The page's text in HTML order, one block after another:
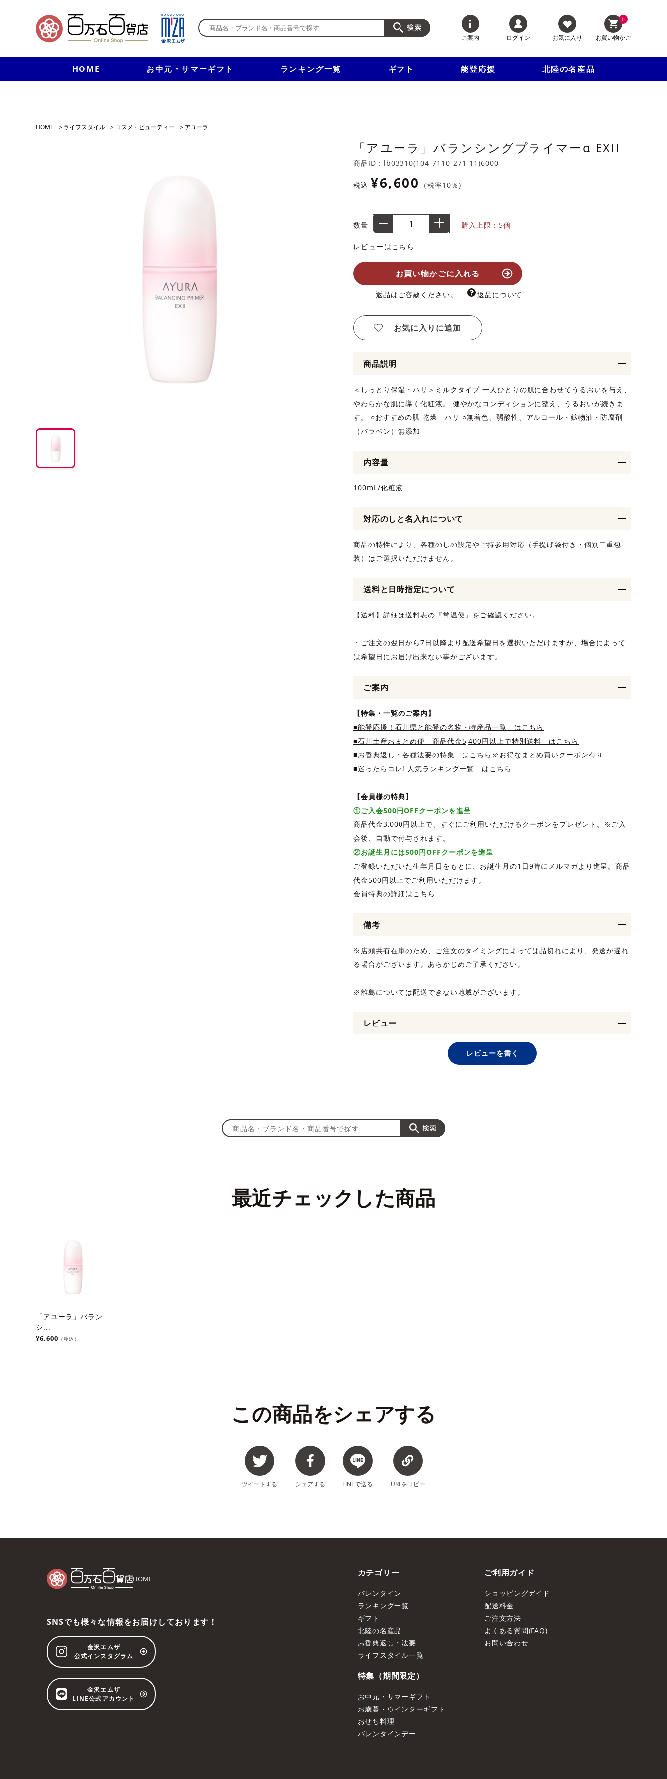
ご案内 ログイン お気に入り
0
お買い物かご
HOME お中元・サマーギフト ランキング一覧 ギフト 能登応援 北陸の名産品
新規入会で3千円以上で使える500円クーポンを進呈！
HOME > ライフスタイル > コスメ・ビューティー > アユーラ
「アユーラ」バランシングプライマーα EXII
商品ID： lb03310(104-7110-271-11)6000
税込 ¥6,600 （税率10％)
数量 購入上限：5個
レビューはこちら
お買い物かごに入れる
返品はご容赦ください。 返品について
お気に入りに追加
商品説明
＜しっとり保湿・ハリ＞ミルクタイプ 一人ひとりの肌に合わせてうるおいを与え、
やわらかな肌に導く化粧液。 健やかなコンディションに整え、うるおいが続きま
す。 ○おすすめの肌 乾燥 ハリ ○無着色、弱酸性、アルコール・鉱物油・防腐剤
（パラベン）無添加
内容量
100mL/化粧液
対応のしと名入れについて
商品の特性により、各種のしの設定やご持参用対応（手提げ袋付き・個別二重包
装）はご選択いただけません。
送料と日時指定について
【送料】詳細は送料表の『常温便』 をご確認ください。
・ご注文の翌日から7日以降より配送希望日を選択いただけますが、場合によって
は希望日にお届け出来ない事がございます。
ご案内
【特集・一覧のご案内】
■能登応援！石川県と能登の名物・特産品一覧 はこちら
■石川土産おまとめ便 商品代金5,400円以上で特別送料 はこちら
■お香典返し・各種法要の特集 はこちら ※お得なまとめ買いクーポン有り
■迷ったらコレ! 人気ランキング一覧 はこちら
【会員様の特典】
①ご入会500円OFFクーポンを進呈
商品代金3,000円以上で、すぐにご利用いただけるクーポンをプレゼント。※ご入
会後、自動で付与されます。
②お誕生月には500円OFFクーポンを進呈
ご登録いただいた生年月日をもとに、お誕生月の1日9時にメルマガより進呈。商品
代金500円以上でご利用いただけます。
会員特典の詳細はこちら
備考
※店頭共有在庫のため、ご注文のタイミングによっては品切れにより、発送が遅れ
る場合がございます。あらかじめご了承ください。
※離島については配送できない地域がございます。
レビュー
レビューを書く
最近チェックした商品
「アユーラ」バラン
シ...
¥6,600 （税込）
この商品をシェアする
ツイートする シェアする LINEで送る URLをコピー
HOME
カテゴリー
バレンタイン
ランキング一覧
ギフト
北陸の名産品
お香典返し・法要
ライフスタイル一覧
特集（期間限定）
お中元・サマーギフト
お歳暮・ウインターギフト
おせち料理
バレンタインデー
ご利用ガイド
ショッピングガイド
配送料金
ご注文方法
よくある質問(FAQ)
お問い合わせ
SNSでも様々な情報をお届けしております！
金沢エムザ
公式インスタグラム
金沢エムザ
LINE公式アカウント